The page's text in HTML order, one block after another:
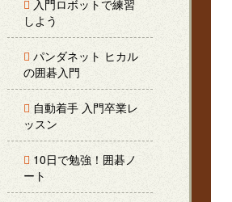
入門ロボットで練習
しよう
パンダネット ヒカル
の囲碁入門
自動着手 入門卒業レ
ッスン
10日で勉強！囲碁ノ
ート